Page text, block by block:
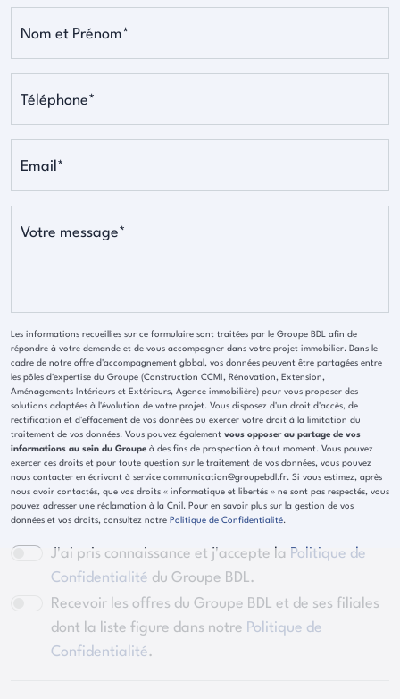
Nom et Prénom*
Téléphone*
Email*
Votre message*
Les informations recueillies sur ce formulaire sont traitées par le Groupe BDL afin de
répondre à votre demande et de vous accompagner dans votre projet immobilier. Dans le
cadre de notre offre d'accompagnement global, vos données peuvent être partagées entre
les pôles d'expertise du Groupe (Construction CCMI, Rénovation, Extension,
Aménagements Intérieurs et Extérieurs, Agence immobilière) pour vous proposer des
solutions adaptées à l'évolution de votre projet. Vous disposez d'un droit d'accès, de
rectification et d'effacement de vos données ou exercer votre droit à la limitation du
traitement de vos données. Vous pouvez également vous opposer au partage de vos
informations au sein du Groupe à des fins de prospection à tout moment. Vous pouvez
exercer ces droits et pour toute question sur le traitement de vos données, vous pouvez
nous contacter en écrivant à service communication@groupebdl.fr. Si vous estimez, après
nous avoir contactés, que vos droits « informatique et libertés » ne sont pas respectés, vous
pouvez adresser une réclamation à la Cnil. Pour en savoir plus sur la gestion de vos
données et vos droits, consultez notre Politique de Confidentialité.
J'ai pris connaissance et j'accepte la Politique de
Confidentialité du Groupe BDL.
Recevoir les offres du Groupe BDL et de ses filiales
dont la liste figure dans notre Politique de
Confidentialité.